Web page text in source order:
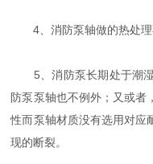
4、消防泵轴做的热处理
5、消防泵长期处于潮湿
防泵泵轴也不例外；又或者
性而泵轴材质没有选用对应
现的断裂。